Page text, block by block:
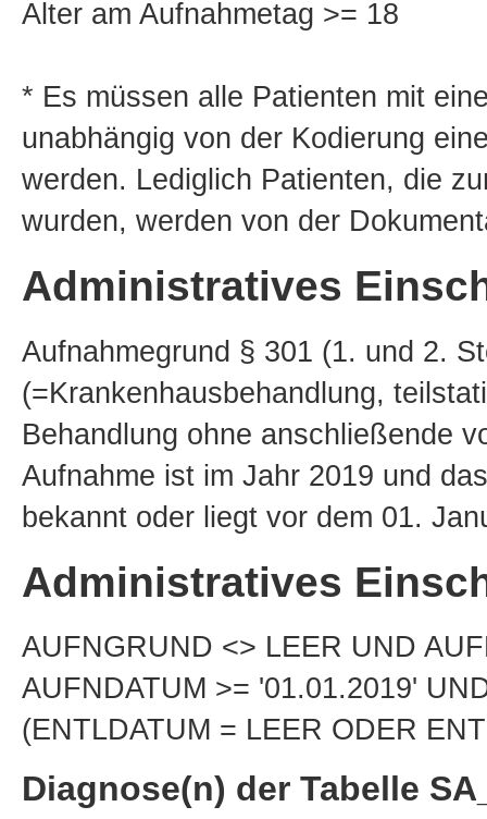
Alter am Aufnahmetag >= 18
* Es müssen alle Patienten mit
unabhängig von der Kodierung
werden. Lediglich Patienten, die
wurden, werden von der
Administratives
Aufnahmegrund § 301 (1. und 2.
(=Krankenhausbehandlung,
Behandlung ohne anschließende
Aufnahme ist im Jahr 2019 und
bekannt oder liegt vor dem 01.
Administratives
AUFNGRUND <> LEER UND
AUFNDATUM >= '01.01.2019'
(ENTLDATUM = LEER ODER
Diagnose(n) der Tabelle